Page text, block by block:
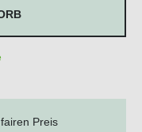
Preis